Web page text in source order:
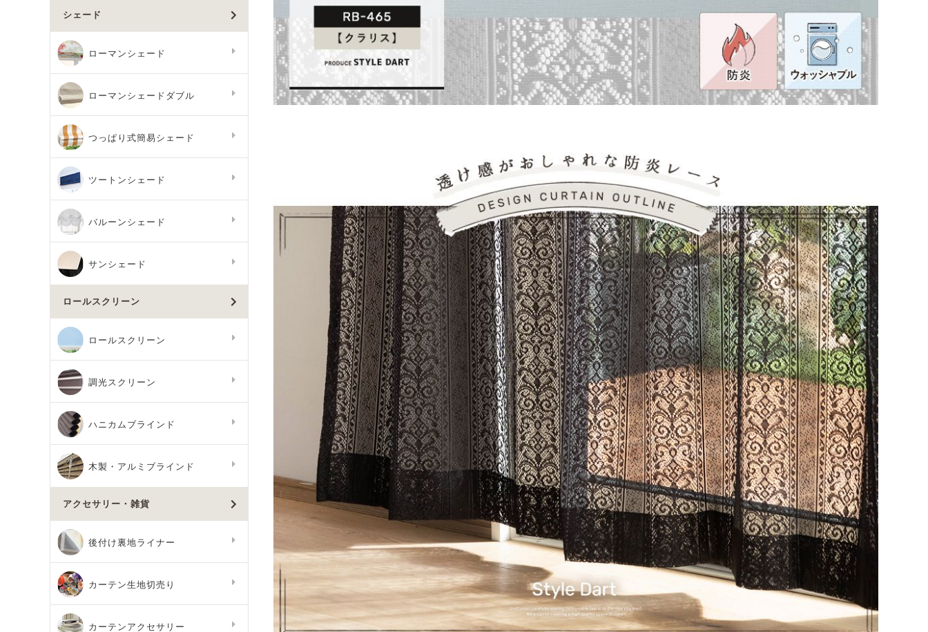
シェード
ローマンシェード
ローマンシェードダブル
つっぱり式簡易シェード
ツートンシェード
バルーンシェード
サンシェード
ロールスクリーン
ロールスクリーン
調光スクリーン
ハニカムブラインド
木製・アルミブラインド
アクセサリー・雑貨
後付け裏地ライナー
カーテン生地切売り
カーテンアクセサリー